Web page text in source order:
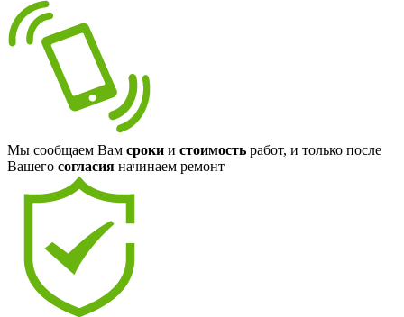
Мы сообщаем Вам сроки и стоимость работ, и только после
Вашего согласия начинаем ремонт